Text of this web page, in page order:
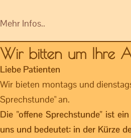
Mehr Infos..
Wir bitten um Ihre
Liebe Patienten
Wir bieten montags und
Sprechstunde" an.
Die "offene Sprechstunde" ist
uns und bedeutet: in der Kürze